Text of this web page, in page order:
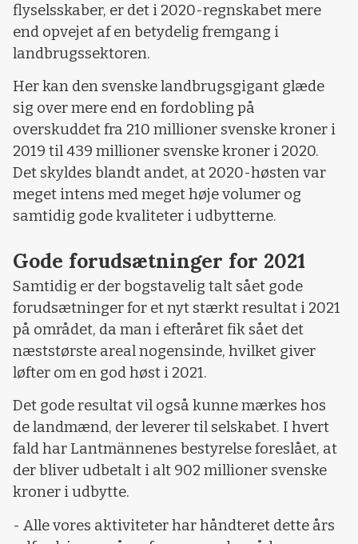
flyselsskaber, er det i 2020-regnskabet mere
end opvejet af en betydelig fremgang i
landbrugssektoren.
Her kan den svenske landbrugsgigant glæde
sig over mere end en fordobling på
overskuddet fra 210 millioner svenske kroner i
2019 til 439 millioner svenske kroner i 2020.
Det skyldes blandt andet, at 2020-høsten var
meget intens med meget høje volumer og
samtidig gode kvaliteter i udbytterne.
Gode forudsætninger for 2021
Samtidig er der bogstavelig talt sået gode
forudsætninger for et nyt stærkt resultat i 2021
på området, da man i efteråret fik sået det
næststørste areal nogensinde, hvilket giver
løfter om en god høst i 2021.
Det gode resultat vil også kunne mærkes hos
de landmænd, der leverer til selskabet. I hvert
fald har Lantmännenes bestyrelse foreslået, at
der bliver udbetalt i alt 902 millioner svenske
kroner i udbytte.
- Alle vores aktiviteter har håndteret dette års